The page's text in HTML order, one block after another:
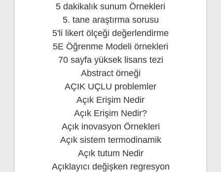
5 dakikalık sunum Örnekleri
5. tane araştırma sorusu
5'li likert ölçeği değerlendirme
5E Öğrenme Modeli örnekleri
70 sayfa yüksek lisans tezi
Abstract örneği
AÇIK UÇLU problemler
Açık Erişim Nedir
Açık Erişim Nedir?
Açık inovasyon Örnekleri
Açık sistem termodinamik
Açık tutum Nedir
Açıklayıcı değişken regresyon